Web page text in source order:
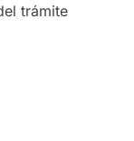
trámite